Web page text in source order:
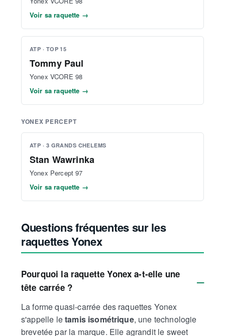
Voir sa raquette →
ATP · TOP 15
Tommy Paul
Yonex VCORE 98
Voir sa raquette →
YONEX PERCEPT
ATP · 3 GRANDS CHELEMS
Stan Wawrinka
Yonex Percept 97
Voir sa raquette →
Questions fréquentes sur les
raquettes Yonex
Pourquoi la raquette Yonex a-t-elle une
tête carrée ?
La forme quasi-carrée des raquettes Yonex
s'appelle letamis isométrique, une technologie
brevetée par la marque. Elle agrandit le sweet